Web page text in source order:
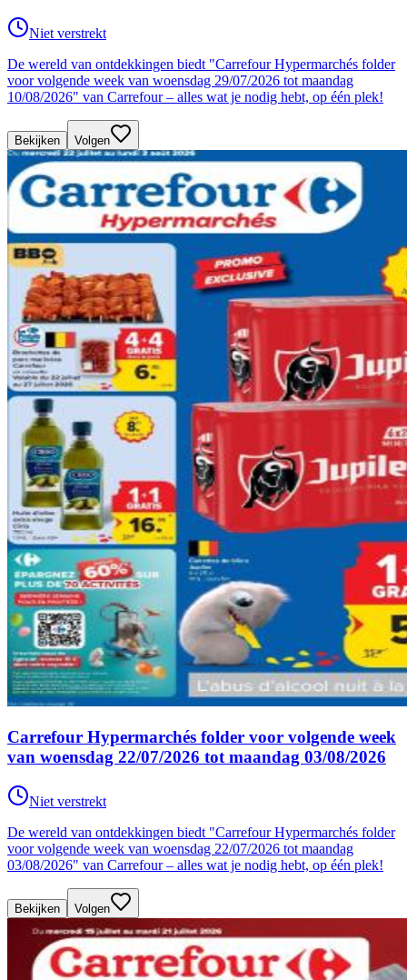
Niet verstrekt
De wereld van ontdekkingen biedt "Carrefour Hypermarchés folder
voor volgende week van woensdag 29/07/2026 tot maandag
10/08/2026" van Carrefour – alles wat je nodig hebt, op één plek!
Bekijken Volgen
Carrefour Hypermarchés folder voor volgende week
van woensdag 22/07/2026 tot maandag 03/08/2026
Niet verstrekt
De wereld van ontdekkingen biedt "Carrefour Hypermarchés folder
voor volgende week van woensdag 22/07/2026 tot maandag
03/08/2026" van Carrefour – alles wat je nodig hebt, op één plek!
Bekijken Volgen